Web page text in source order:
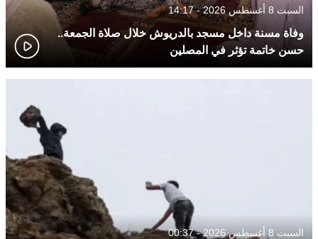
السبت 8 أغسطس 2026 - 14:17
وفاة مسنة داخل مسجد بالدريوش خلال صلاة الجمعة..
حسن خاتمة تؤثر في المصلين
السبت 8 أغسطس 2026 - 00:37